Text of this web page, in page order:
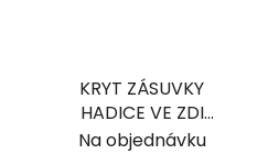
KRYT ZÁSUVKY
HADICE VE ZDI
BRONZ- HS5054C
Na objednávku